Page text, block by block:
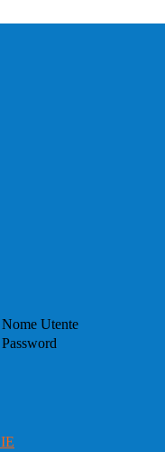
Nome Utente
Password